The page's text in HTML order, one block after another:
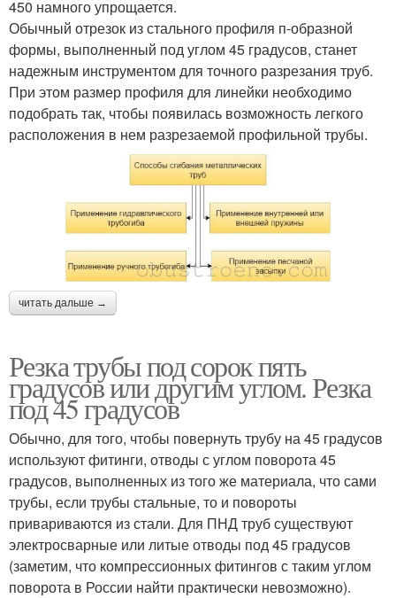
450 намного упрощается.
Обычный отрезок из стального профиля п-образной
формы, выполненный под углом 45 градусов, станет
надежным инструментом для точного разрезания труб.
При этом размер профиля для линейки необходимо
подобрать так, чтобы появилась возможность легкого
расположения в нем разрезаемой профильной трубы.
читать дальше →
Резка трубы под сорок пять
градусов или другим углом. Резка
под 45 градусов
Обычно, для того, чтобы повернуть трубу на 45 градусов
используют фитинги, отводы с углом поворота 45
градусов, выполненных из того же материала, что сами
трубы, если трубы стальные, то и повороты
привариваются из стали. Для ПНД труб существуют
электросварные или литые отводы под 45 градусов
(заметим, что компрессионных фитингов с таким углом
поворота в России найти практически невозможно).